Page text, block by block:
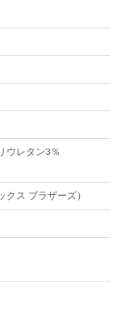
ウレタン3％
クス ブラザーズ）